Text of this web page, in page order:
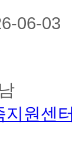
06-03
지원센